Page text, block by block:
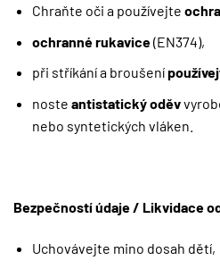
Chraňte oči a používejte
ochranné rukavice(EN374),
při stříkání a broušení
noste antistatický oděv
nebo syntetických vláken.
Bezpečností údaje / Likvidace
Uchovávejte mino dosah dětí,